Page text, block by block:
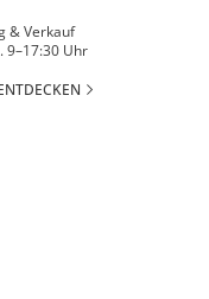
& Verkauf
9–17:30 Uhr